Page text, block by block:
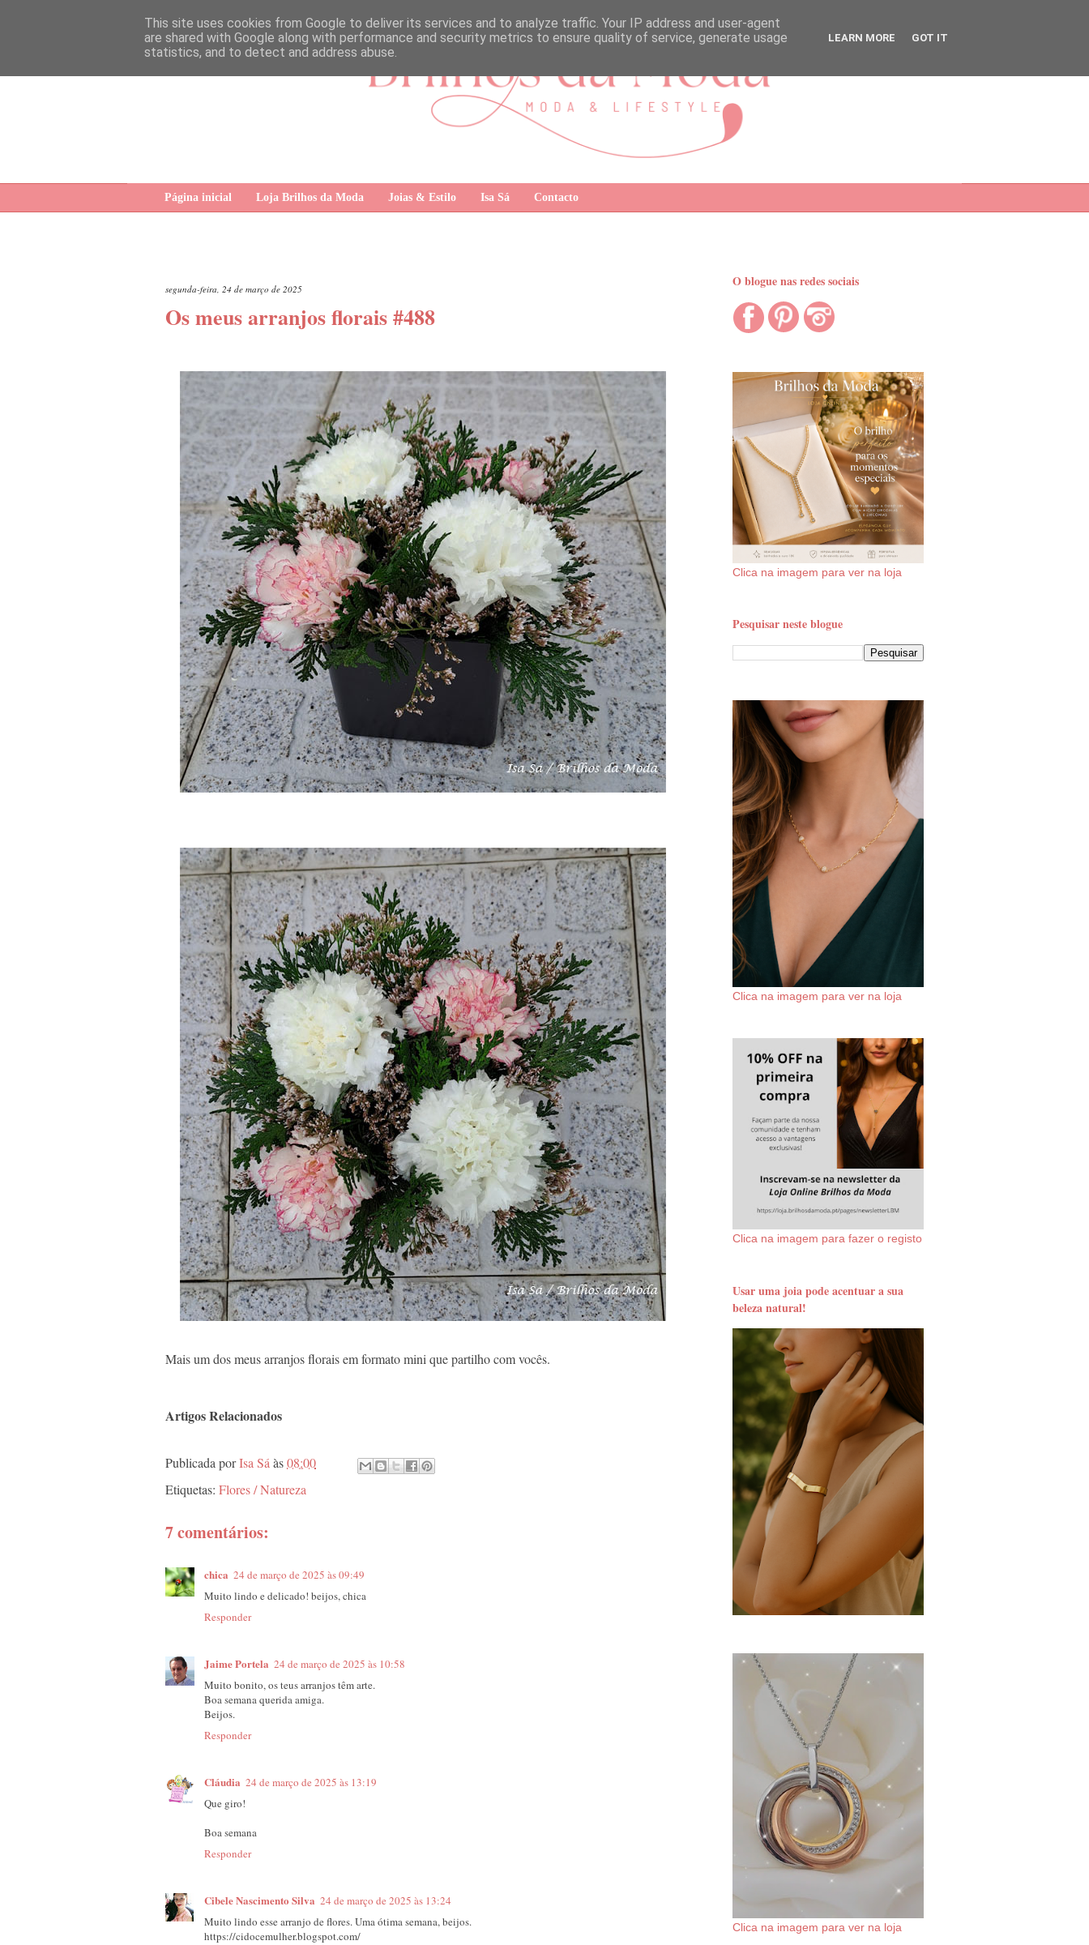
Página inicial Loja Brilhos da Moda Joias & Estilo Isa Sá Contacto
segunda-feira, 24 de março de 2025
Os meus arranjos florais #488
Mais um dos meus arranjos florais em formato mini que partilho com vocês.
Artigos Relacionados
Publicada porIsa Sá às08:00
Etiquetas: Flores / Natureza
7 comentários:
chica 24 de março de 2025 às 09:49
Muito lindo e delicado! beijos, chica
Responder
Jaime Portela 24 de março de 2025 às 10:58
Muito bonito, os teus arranjos têm arte.
Boa semana querida amiga.
Beijos.
Responder
Cláudia 24 de março de 2025 às 13:19
Que giro!
Boa semana
Responder
Cibele Nascimento Silva 24 de março de 2025 às 13:24
Muito lindo esse arranjo de flores. Uma ótima semana, beijos.
https://cidocemulher.blogspot.com/
O blogue nas redes sociais
Clica na imagem para ver na loja
Pesquisar neste blogue
Clica na imagem para ver na loja
Clica na imagem para fazer o registo
Usar uma joia pode acentuar a sua
beleza natural!
Clica na imagem para ver na loja
This site uses cookies from Google to deliver its services and to analyze traffic. Your IP address and user-agent
are shared with Google along with performance and security metrics to ensure quality of service, generate usage
statistics, and to detect and address abuse.
LEARN MORE GOT IT